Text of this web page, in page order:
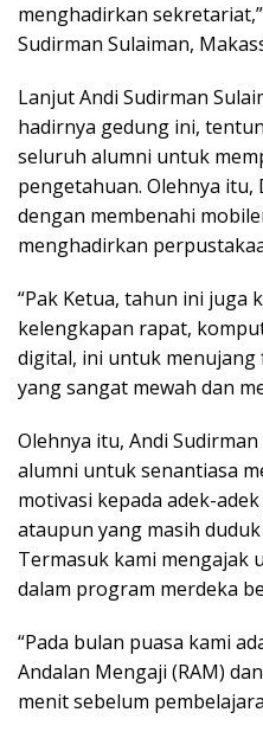
menghadirkan
Sudirman Sulaiman,
Lanjut Andi Sudirman
hadirnya gedung ini,
seluruh alumni untuk
pengetahuan. Olehnya
dengan membenahi
menghadirkan
“Pak Ketua, tahun ini juga
kelengkapan rapat,
digital, ini untuk
yang sangat mewah dan
Olehnya itu, Andi
alumni untuk senantiasa
motivasi kepada adek-
ataupun yang masih
Termasuk kami mengajak
dalam program merdeka
“Pada bulan puasa kami
Andalan Mengaji (RAM)
menit sebelum